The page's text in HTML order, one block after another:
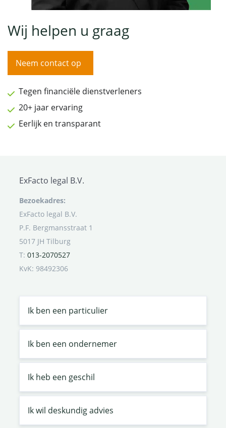
Wij helpen u graag
Neem contact op
Tegen financiële dienstverleners
20+ jaar ervaring
Eerlijk en transparant
ExFacto legal B.V.
Bezoekadres:
ExFacto legal B.V.
P.F. Bergmansstraat 1
5017 JH Tilburg
T: 013-2070527
KvK: 98492306
Ik ben een particulier
Ik ben een ondernemer
Ik heb een geschil
Ik wil deskundig advies